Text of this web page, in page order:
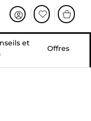
et
Offres